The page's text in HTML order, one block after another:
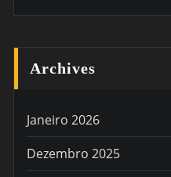
Archives
Janeiro 2026
Dezembro 2025